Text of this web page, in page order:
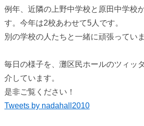
例年、近隣の上野中学校と原田中学校
す。今年は2校あわせて5人です。
別の学校の人たちと一緒に頑張っていま
毎日の様子を、灘区民ホールのツィッ
介しています。
是非ご覧ください！
Tweets by nadahall2010